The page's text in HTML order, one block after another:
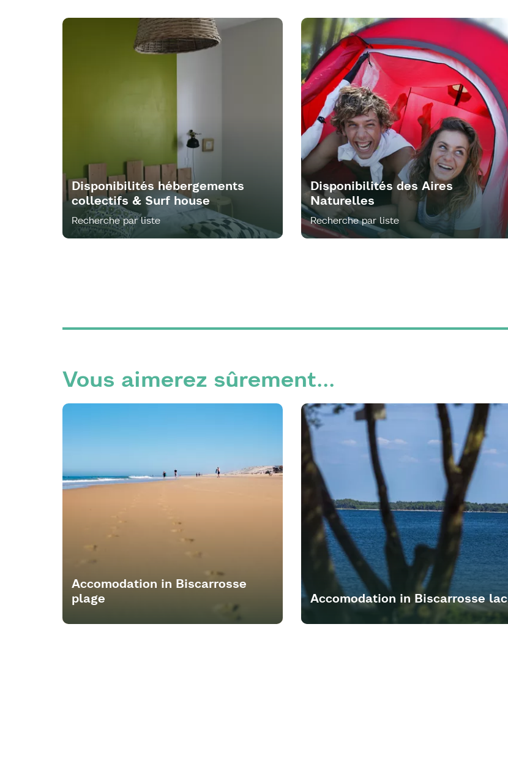
Disponibilités hébergements
collectifs & Surf house
Recherche par liste
Disponibilités des Aires
Naturelles
Recherche par liste
Vous aimerez sûrement...
Accomodation in Biscarrosse
plage
Accomodation in Biscarrosse lac